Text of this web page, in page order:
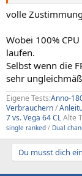
volle
Wobei 100%
laufen.
Selbst wenn die
sehr
Eigene Tests:Anno-
Verbrauchern/
7 vs. Vega 64 CLAlte
single ranked / Dual
Du musst dich